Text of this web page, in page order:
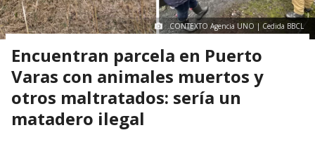
CONTEXTO Agencia UNO | Cedida BBCL
Encuentran parcela en Puerto
Varas con animales muertos y
otros maltratados: sería un
matadero ilegal